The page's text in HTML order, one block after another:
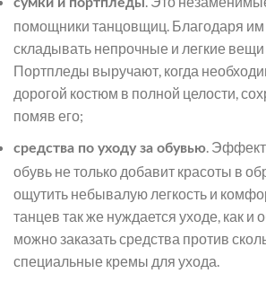
сумки и портпледы
помощники танцовщиц. Благодаря им
складывать непрочные и легкие вещи
Портпледы выручают, когда
дорогой костюм в полной целости,
помяв его;
средства по уходу за обувью.
обувь не только добавит красоты в
ощутить небывалую легкость и
танцев так же нуждается уходе, как и
можно заказать средства против
специальные кремы для ухода.